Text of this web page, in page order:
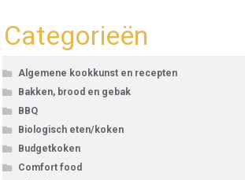
Categorieën
Algemene kookkunst en recepten
Bakken, brood en gebak
BBQ
Biologisch eten/koken
Budgetkoken
Comfort food